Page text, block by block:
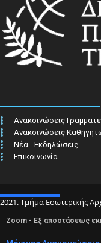
Ανακοινώσεις
Ανακοινώσεις
Νέα - Εκδηλώσεις
Επικοινωνία
2021. Τμήμα Εσωτερικής
Zoom - Εξ αποστάσεως